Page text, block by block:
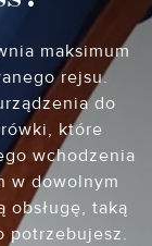
maksimum
rejsu.
do
które
wchodzenia
w dowolnym
obsługę, taką
potrzebujesz.